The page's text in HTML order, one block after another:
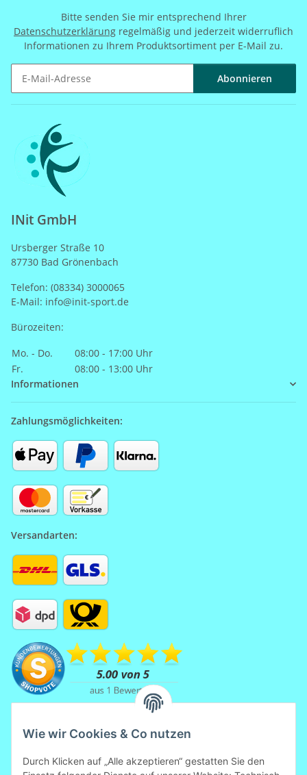
Wie wir Cookies & Co nutzen
Durch Klicken auf „Alle akzeptieren“ gestatten Sie den
Bitte senden Sie mir entsprechend Ihrer
Datenschutzerklärung regelmäßig und jederzeit widerruflich
Informationen zu Ihrem Produktsortiment per E-Mail zu.
Abonnieren
INit GmbH
Ursberger Straße 10
87730 Bad Grönenbach
Telefon: (08334) 3000065
E-Mail: info@init-sport.de
Bürozeiten:
Mo. - Do.
08:00 - 17:00 Uhr
Fr.
08:00 - 13:00 Uhr
Informationen
Zahlungsmöglichkeiten:
Versandarten: